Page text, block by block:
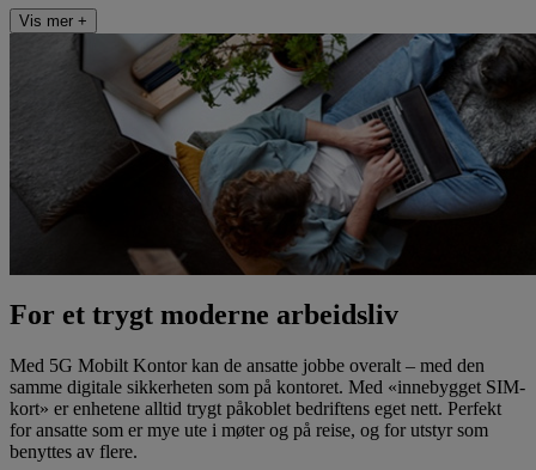
Vis mer +
For et trygt moderne arbeidsliv
Med 5G Mobilt Kontor kan de ansatte jobbe overalt – med den
samme digitale sikkerheten som på kontoret. Med «innebygget SIM-
kort» er enhetene alltid trygt påkoblet bedriftens eget nett. Perfekt
for ansatte som er mye ute i møter og på reise, og for utstyr som
benyttes av flere.